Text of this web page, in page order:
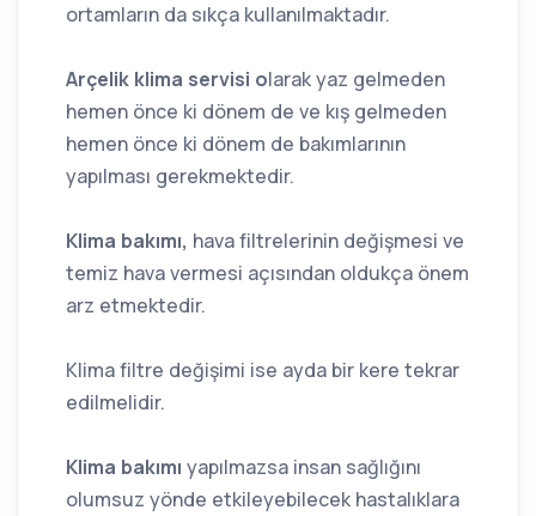
ortamların da sıkça kullanılmaktadır.
Arçelik klima servisi olarak yaz gelmeden
hemen önce ki dönem de ve kış gelmeden
hemen önce ki dönem de bakımlarının
yapılması gerekmektedir.
Klima bakımı, hava filtrelerinin değişmesi ve
temiz hava vermesi açısından oldukça önem
arz etmektedir.
Klima filtre değişimi ise ayda bir kere tekrar
edilmelidir.
Klima bakımı yapılmazsa insan sağlığını
olumsuz yönde etkileyebilecek hastalıklara